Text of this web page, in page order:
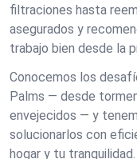
filtraciones hasta
asegurados y
trabajo bien desde la
Conocemos los
Palms — desde
envejecidos — y
solucionarlos con
hogar y tu tranquilidad.